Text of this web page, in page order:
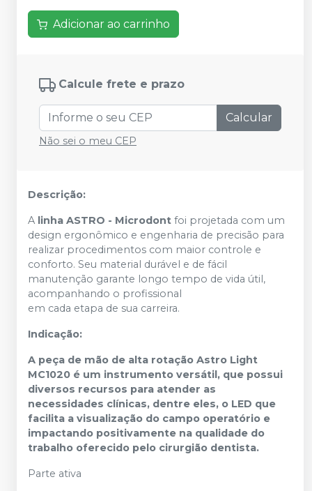
Adicionar ao carrinho
Calcule frete e prazo
Calcular
Não sei o meu CEP
Descrição:
A linha ASTRO - Microdont foi projetada com um
design ergonômico e engenharia de precisão para
realizar procedimentos com maior controle e
conforto. Seu material durável e de fácil
manutenção garante longo tempo de vida útil,
acompanhando o profissional
em cada etapa de sua carreira.
Indicação:
A peça de mão de alta rotação Astro Light
MC1020 é um instrumento versátil, que possui
diversos recursos para atender as
necessidades clínicas, dentre eles, o LED que
facilita a visualização do campo operatório e
impactando positivamente na qualidade do
trabalho oferecido pelo cirurgião dentista.
Parte ativa